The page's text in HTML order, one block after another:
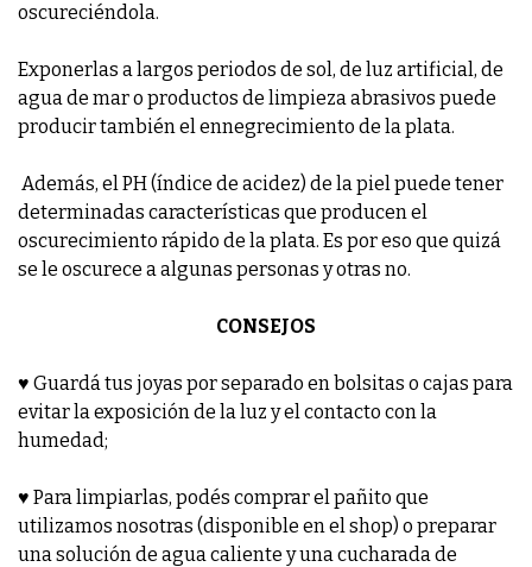
oscureciéndola.
Exponerlas a largos periodos de sol, de luz artificial, de
agua de mar o productos de limpieza abrasivos puede
producir también el ennegrecimiento de la plata.
Además, el PH (índice de acidez) de la piel puede tener
determinadas características que producen el
oscurecimiento rápido de la plata. Es por eso que quizá
se le oscurece a algunas personas y otras no.
CONSEJOS
♥ Guardá tus joyas por separado en bolsitas o cajas para
evitar la exposición de la luz y el contacto con la
humedad;
♥ Para limpiarlas, podés comprar el pañito que
utilizamos nosotras (disponible en el shop) o preparar
una solución de agua caliente y una cucharada de